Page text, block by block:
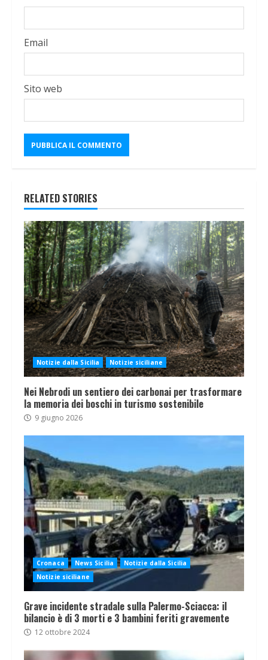
Email
Sito web
RELATED STORIES
Notizie dalla Sicilia Notizie siciliane
Nei Nebrodi un sentiero dei carbonai per trasformare
la memoria dei boschi in turismo sostenibile
9 giugno 2026
Cronaca News Sicilia
Notizie dalla Sicilia
Notizie siciliane
Grave incidente stradale sulla Palermo-Sciacca: il
bilancio è di 3 morti e 3 bambini feriti gravemente
12 ottobre 2024